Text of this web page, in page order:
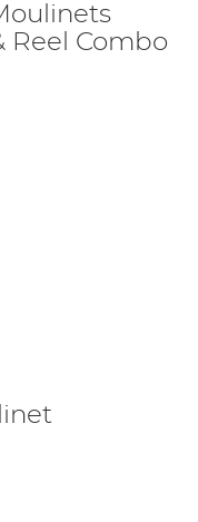
Reel Combo